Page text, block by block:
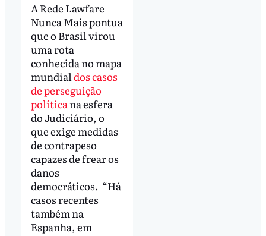
A Rede Lawfare
Nunca Mais pontua
que o Brasil virou
uma rota
conhecida no mapa
mundialdos casos
de perseguição
políticana esfera
do Judiciário, o
que exige medidas
de contrapeso
capazes de frear os
danos
democráticos. “Há
casos recentes
também na
Espanha, em